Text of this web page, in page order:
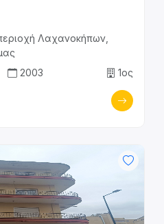
Λαχανοκήπων,
2003
1ος